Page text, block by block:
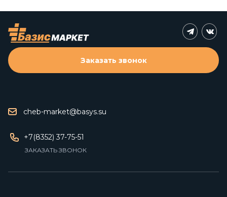
cheb-market@basys.su
+7(8352) 37-75-51
ЗАКАЗАТЬ ЗВОНОК
Заказать звонок